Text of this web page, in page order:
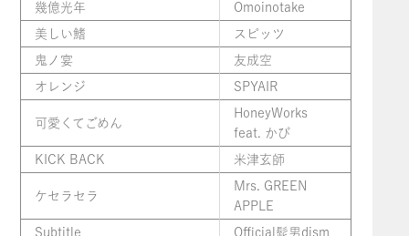
幾億光年 Omoinotake
美しい鰭 スピッツ
鬼ノ宴 友成空
オレンジ SPYAIR
可愛くてごめん
HoneyWorks
feat. かぴ
KICK BACK 米津玄師
ケセラセラ
Mrs. GREEN
APPLE
Subtitle Official髭男dism